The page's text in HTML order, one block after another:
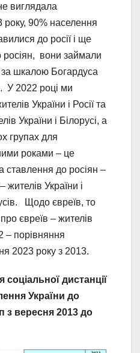
виглядала
90% населення
до росії і ще
росіян, вони займали
за шкалою Богардуса
У 2022 році ми
України і Росії та
України і Білорусі, а
групах для
роками – це
до росіян –
жителів України і
Щодо євреїв, то
євреїв – жителів
– порівняння
2023 року з 2013.
соціальної дистанції
України до
з вересня 2013 до